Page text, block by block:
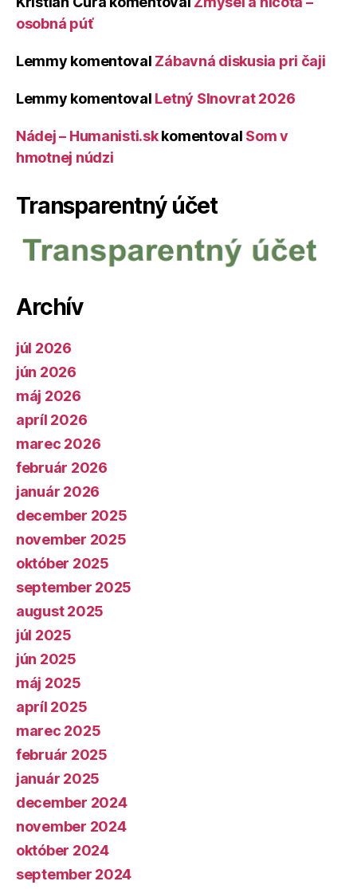
osobná púť
Lemmy komentoval Zábavná diskusia pri čaji
Lemmy komentoval Letný Slnovrat 2026
Nádej – Humanisti.skkomentoval Som v
hmotnej núdzi
Transparentný účet
Archív
júl 2026
jún 2026
máj 2026
apríl 2026
marec 2026
február 2026
január 2026
december 2025
november 2025
október 2025
september 2025
august 2025
júl 2025
jún 2025
máj 2025
apríl 2025
marec 2025
február 2025
január 2025
december 2024
november 2024
október 2024
september 2024